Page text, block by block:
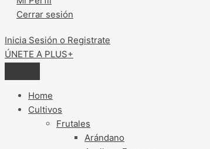
Cerrar sesión
Inicia Sesión o Registrate
ÚNETE A PLUS+
Home
Cultivos
Frutales
Arándano